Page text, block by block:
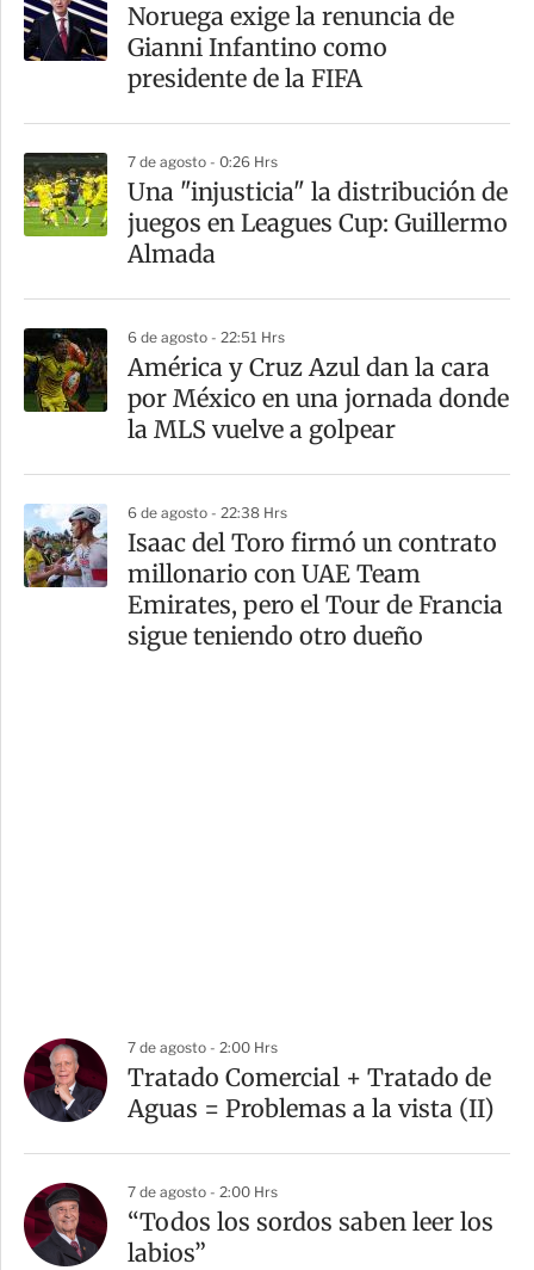
Noruega exige la renuncia de
Gianni Infantino como
presidente de la FIFA
7 de agosto - 0:26 Hrs
Una "injusticia" la distribución de
juegos en Leagues Cup: Guillermo
Almada
6 de agosto - 22:51 Hrs
América y Cruz Azul dan la cara
por México en una jornada donde
la MLS vuelve a golpear
6 de agosto - 22:38 Hrs
Isaac del Toro firmó un contrato
millonario con UAE Team
Emirates, pero el Tour de Francia
sigue teniendo otro dueño
7 de agosto - 2:00 Hrs
Tratado Comercial + Tratado de
Aguas = Problemas a la vista (II)
7 de agosto - 2:00 Hrs
“Todos los sordos saben leer los
labios”